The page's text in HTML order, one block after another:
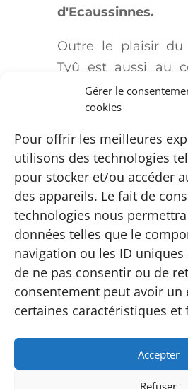
Gérer le
cookies
Pour offrir les meilleures
utilisons des technologies
pour stocker et/ou accéder
des appareils. Le fait de
technologies nous
données telles que le
navigation ou les ID
de ne pas consentir ou de
consentement peut avoir un
certaines caractéristiques et
Accepter
Refuser
d'Ecaussinnes.
Outre le plaisir du
Tyû est aussi au
région riche en
balades à la
nature, de
pittoresques, de
encore de musées
historiques. Pour
aperçu, consultez
touristique d'El Tyû.
Conditions générales